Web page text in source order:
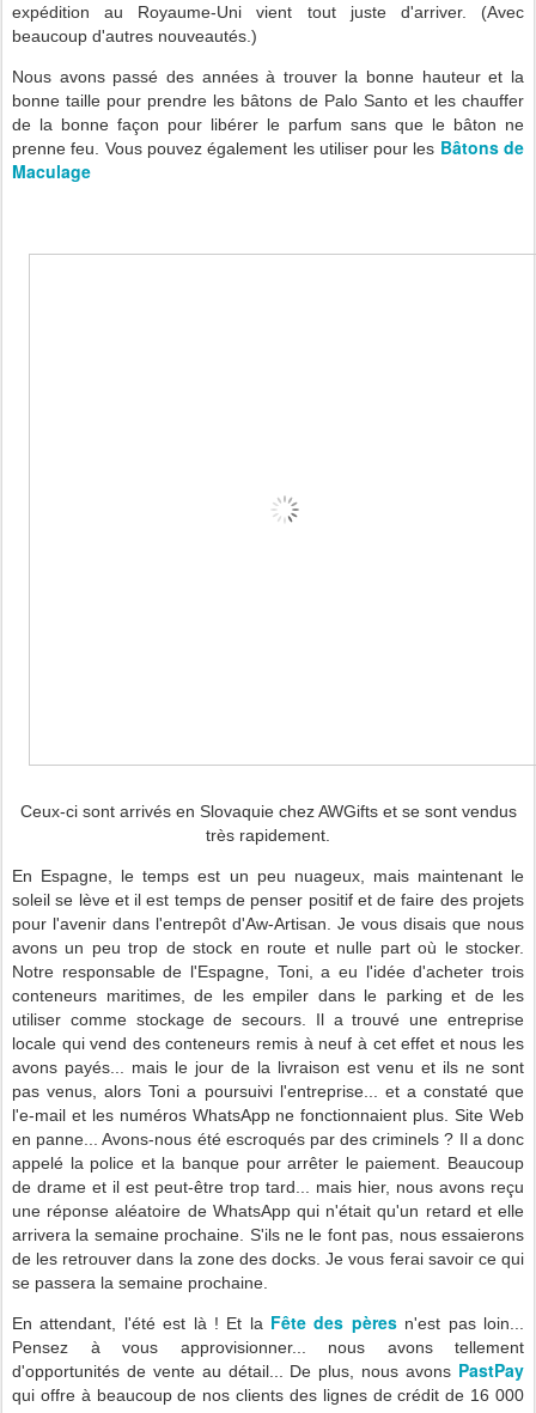
expédition au Royaume-Uni vient tout juste d'arriver. (Avec
beaucoup d'autres nouveautés.)
Nous avons passé des années à trouver la bonne hauteur et la
bonne taille pour prendre les bâtons de Palo Santo et les chauffer
de la bonne façon pour libérer le parfum sans que le bâton ne
prenne feu. Vous pouvez également les utiliser pour les Bâtons de
Maculage
Ceux-ci sont arrivés en Slovaquie chez AWGifts et se sont vendus
très rapidement.
En Espagne, le temps est un peu nuageux, mais maintenant le
soleil se lève et il est temps de penser positif et de faire des projets
pour l'avenir dans l'entrepôt d'Aw-Artisan. Je vous disais que nous
avons un peu trop de stock en route et nulle part où le stocker.
Notre responsable de l'Espagne, Toni, a eu l'idée d'acheter trois
conteneurs maritimes, de les empiler dans le parking et de les
utiliser comme stockage de secours. Il a trouvé une entreprise
locale qui vend des conteneurs remis à neuf à cet effet et nous les
avons payés... mais le jour de la livraison est venu et ils ne sont
pas venus, alors Toni a poursuivi l'entreprise... et a constaté que
l'e-mail et les numéros WhatsApp ne fonctionnaient plus. Site Web
en panne... Avons-nous été escroqués par des criminels ? Il a donc
appelé la police et la banque pour arrêter le paiement. Beaucoup
de drame et il est peut-être trop tard... mais hier, nous avons reçu
une réponse aléatoire de WhatsApp qui n'était qu'un retard et elle
arrivera la semaine prochaine. S'ils ne le font pas, nous essaierons
de les retrouver dans la zone des docks. Je vous ferai savoir ce qui
se passera la semaine prochaine.
En attendant, l'été est là ! Et la Fête des pères n'est pas loin...
Pensez à vous approvisionner... nous avons tellement
d'opportunités de vente au détail... De plus, nous avons PastPay
qui offre à beaucoup de nos clients des lignes de crédit de 16 000